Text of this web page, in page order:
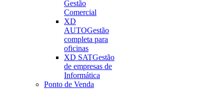
Gestão
Comercial
XD
AUTOGestão
completa para
oficinas
XD SATGestão
de empresas de
Informática
Ponto de Venda